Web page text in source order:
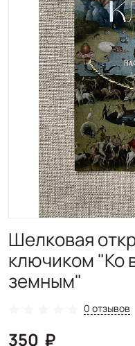
Шелковая
ключиком "Ко
земным"
0 отзывов
350